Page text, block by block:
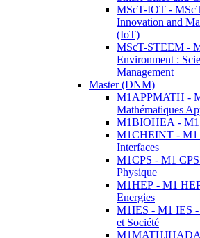
MScT-IOT -
Innovation and
(IoT)
MScT-STEEM -
Environment :
Management
Master (DNM)
M1APPMATH -
Mathématiques
M1BIOHEA - M1
M1CHEINT - M1
Interfaces
M1CPS - M1
Physique
M1HEP - M1
Energies
M1IES - M1 IES -
et Société